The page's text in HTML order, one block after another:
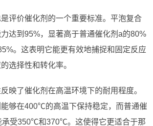
评价催化剂的一个重要标准。平泡复合
达到95%，显著高于普通催化剂a的80%
。这表明它能更有效地捕捉和固定反应
选择性和转化率。
映了催化剂在高温环境下的耐用程度。
够在400℃的高温下保持稳定，而普通催
承受350℃和370℃。这使得它更适合于那